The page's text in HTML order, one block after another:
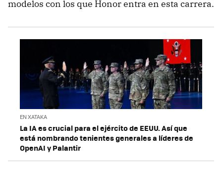
modelos con los que Honor entra en esta carrera.
EN XATAKA
La IA es crucial para el ejército de EEUU. Así que
está nombrando tenientes generales a líderes de
OpenAI y Palantir